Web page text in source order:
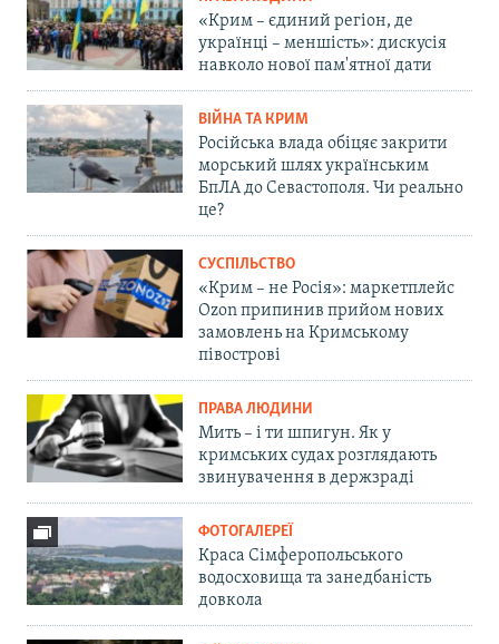
«Крим – єдиний регіон, де
українці – меншість»: дискусія
навколо нової пам'ятної дати
ВІЙНА ТА КРИМ
Російська влада обіцяє закрити
морський шлях українським
БпЛА до Севастополя. Чи реально
це?
СУСПІЛЬСТВО
«Крим – не Росія»: маркетплейс
Ozon припинив прийом нових
замовлень на Кримському
півострові
ПРАВА ЛЮДИНИ
Мить – і ти шпигун. Як у
кримських судах розглядають
звинувачення в держзраді
ФОТОГАЛЕРЕЇ
Краса Сімферопольського
водосховища та занедбаність
довкола